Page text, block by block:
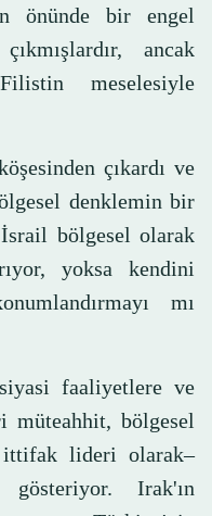
önünde bir engel
ancak
meselesiyle
çıkardı ve
denklemin bir
bölgesel olarak
yoksa kendini
mı
faaliyetlere ve
müteahhit, bölgesel
lideri olarak–
gösteriyor. Irak'ın